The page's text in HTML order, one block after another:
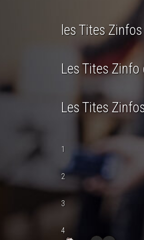
les Tites
Les Tites
Les Tites
1
2
3
4